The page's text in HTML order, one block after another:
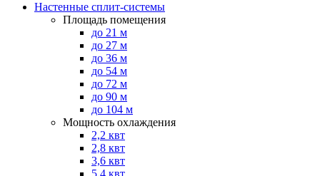
Настенные сплит-системы
Площадь помещения
до 21 м
до 27 м
до 36 м
до 54 м
до 72 м
до 90 м
до 104 м
Мощность охлаждения
2,2 квт
2,8 квт
3,6 квт
5,4 квт